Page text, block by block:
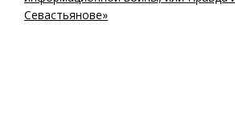
Севастьянове»